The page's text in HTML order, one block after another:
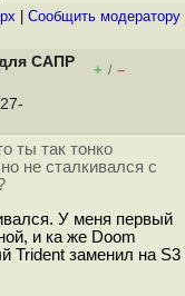
Cообщить модератору
САПР
+ / –
ты так тонко
не сталкивался с
У меня первый
и ка же Doom
Trident заменил на S3